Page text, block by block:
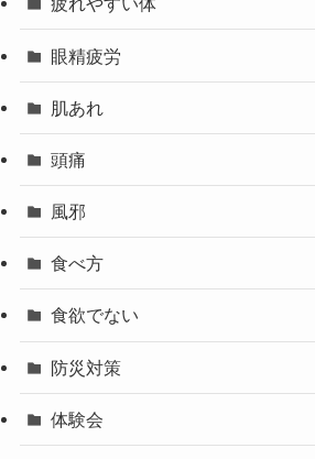
眼精疲労
肌あれ
頭痛
風邪
食べ方
食欲でない
防災対策
体験会